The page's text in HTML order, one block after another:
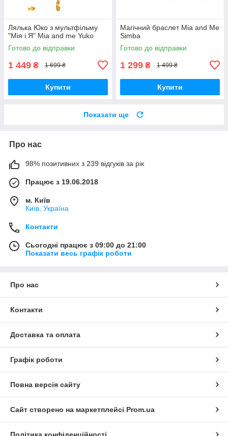
Лялька Юко з мультфільму
"Мія і Я" Mia and me Yuko
Готово до відправки
1 449 ₴ 1 699 ₴
Купити
Магічний браслет Mia and Me
Sіmba
Готово до відправки
1 299 ₴ 1 499 ₴
Купити
Показати ще
Про нас
98% позитивних з 239 відгуків за рік
Працює з 19.06.2018
м. Київ
Київ, Україна
Контакти
Сьогодні працює з 09:00 до 21:00
Показати весь графік роботи
Про нас
Контакти
Доставка та оплата
Графік роботи
Повна версія сайту
Сайт створено на маркетплейсі Prom.ua